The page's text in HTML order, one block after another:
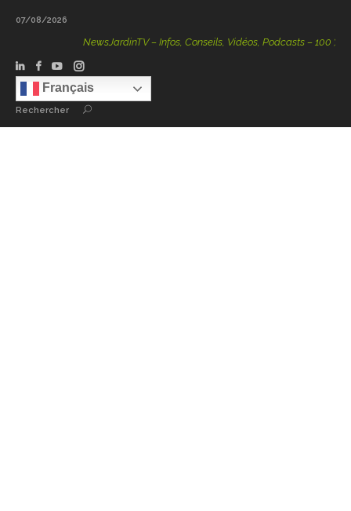
07/08/2026
NewsJardinTV – Infos, Conseils, Vidéos, Podcasts – 100 % Nature
Français
Rechercher